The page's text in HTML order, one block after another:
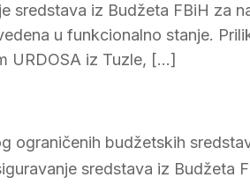
sredstava iz Budžeta FBiH za
u funkcionalno stanje.
URDOSA iz Tuzle, […]
ograničenih budžetskih
sredstava iz Budžeta